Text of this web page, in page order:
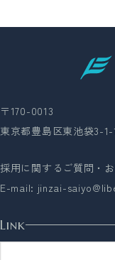
〒170-0013
東京都豊島区東池袋3-
採用に関するご質問・
E-mail: jinzai-
Link